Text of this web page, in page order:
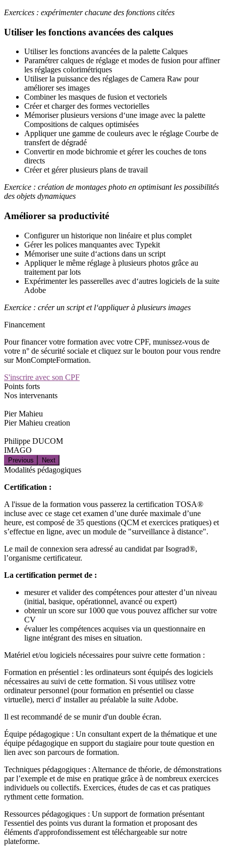
Exercices : expérimenter chacune des fonctions citées
Utiliser les fonctions avancées des calques
Utiliser les fonctions avancées de la palette Calques
Paramétrer calques de réglage et modes de fusion pour affiner
les réglages colorimétriques
Utiliser la puissance des réglages de Camera Raw pour
améliorer ses images
Combiner les masques de fusion et vectoriels
Créer et charger des formes vectorielles
Mémoriser plusieurs versions d‘une image avec la palette
Compositions de calques optimisées
Appliquer une gamme de couleurs avec le réglage Courbe de
transfert de dégradé
Convertir en mode bichromie et gérer les couches de tons
directs
Créer et gérer plusieurs plans de travail
Exercice : création de montages photo en optimisant les possibilités
des objets dynamiques
Améliorer sa productivité
Configurer un historique non linéaire et plus complet
Gérer les polices manquantes avec Typekit
Mémoriser une suite d‘actions dans un script
Appliquer le même réglage à plusieurs photos grâce au
traitement par lots
Expérimenter les passerelles avec d‘autres logiciels de la suite
Adobe
Exercice : créer un script et l‘appliquer à plusieurs images
Financement
Pour financer votre formation avec votre CPF, munissez-vous de
votre n° de sécurité sociale et cliquez sur le bouton pour vous rendre
sur MonCompteFormation.
S'inscrire avec son CPF
Points forts
Nos intervenants
Pier Mahieu
Pier Mahieu creation
Philippe DUCOM
IMAGO
Previous Next
Modalités pédagogiques
Certification :
A l'issue de la formation vous passerez la certification TOSA®
incluse avec ce stage cet examen d’une durée maximale d’une
heure, est composé de 35 questions (QCM et exercices pratiques) et
s’effectue en ligne, avec un module de "surveillance à distance".
Le mail de connexion sera adressé au candidat par Isograd®,
l’organisme certificateur.
La certification permet de :
mesurer et valider des compétences pour attester d’un niveau
(initial, basique, opérationnel, avancé ou expert)
obtenir un score sur 1000 que vous pouvez afficher sur votre
CV
évaluer les compétences acquises via un questionnaire en
ligne intégrant des mises en situation.
Matériel et/ou logiciels nécessaires pour suivre cette formation :
Formation en présentiel : les ordinateurs sont équipés des logiciels
nécessaires au suivi de cette formation. Si vous utilisez votre
ordinateur personnel (pour formation en présentiel ou classe
virtuelle), merci d' installer au préalable la suite Adobe.
Il est recommandé de se munir d'un double écran.
Équipe pédagogique : Un consultant expert de la thématique et une
équipe pédagogique en support du stagiaire pour toute question en
lien avec son parcours de formation.
Techniques pédagogiques : Alternance de théorie, de démonstrations
par l’exemple et de mise en pratique grâce à de nombreux exercices
individuels ou collectifs. Exercices, études de cas et cas pratiques
rythment cette formation.
Ressources pédagogiques : Un support de formation présentant
l'essentiel des points vus durant la formation et proposant des
éléments d'approfondissement est téléchargeable sur notre
plateforme.